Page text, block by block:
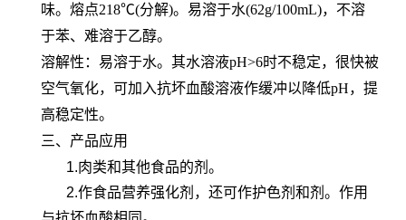
味。熔点218℃(分解)。易溶于水(62g/100mL)，不溶
于苯、难溶于乙醇。
溶解性：易溶于水。其水溶液pH>6时不稳定，很快被
空气氧化，可加入抗坏血酸溶液作缓冲以降低pH，提
高稳定性。
三、产品应用
1.肉类和其他食品的剂。
2.作食品营养强化剂，还可作护色剂和剂。作用